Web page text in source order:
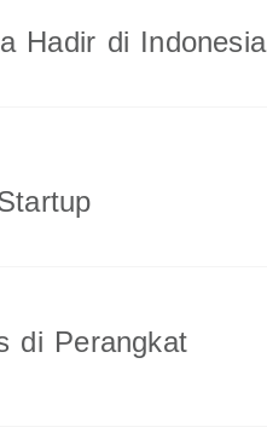
Hadir di Indonesia
di Perangkat